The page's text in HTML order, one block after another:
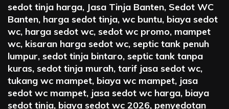
sedot tinja harga, Jasa Tinja Banten, Sedot WC
Banten, harga sedot tinja, wc buntu, biaya sedot
wc, harga sedot wc, sedot wc promo, mampet
wc, kisaran harga sedot wc, septic tank penuh
lumpur, sedot tinja bintaro, septic tank tanpa
kuras, sedot tinja murah, tarif jasa sedot wc,
tukang wc mampet, biaya wc mampet, jasa
sedot wc mampet, jasa sedot wc harga, biaya
sedot tinja, biaya sedot wc 2026, penyedotan